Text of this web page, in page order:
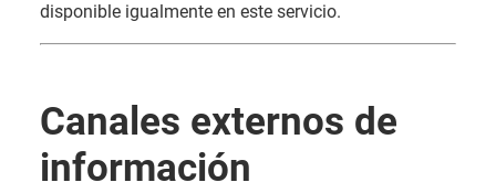
disponible igualmente en este servicio.
Canales externos de
información